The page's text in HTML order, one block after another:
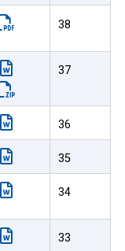
38
37
36
35
34
33